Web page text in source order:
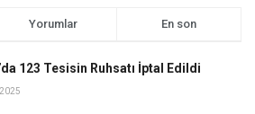
Yorumlar En son
123 Tesisin Ruhsatı İptal Edildi